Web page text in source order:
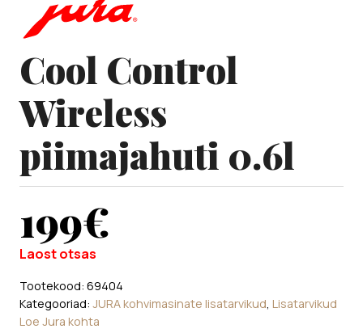
Cool Control
Wireless
piimajahuti 0.6l
199€
Laost otsas
Tootekood: 69404
Kategooriad: JURA kohvimasinate lisatarvikud, Lisatarvikud
Loe Jura kohta